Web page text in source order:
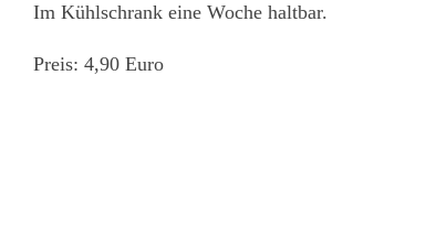
Im Kühlschrank eine Woche haltbar.
Preis: 4,90 Euro